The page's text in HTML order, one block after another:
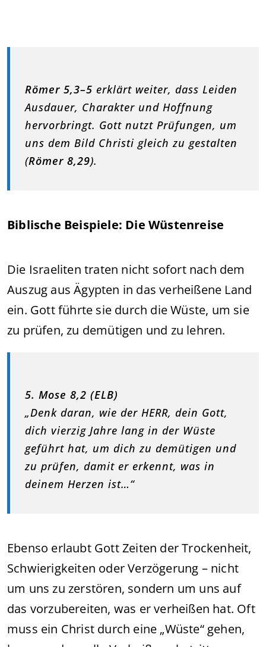
Römer 5,3–5 erklärt weiter, dass Leiden
Ausdauer, Charakter und Hoffnung
hervorbringt. Gott nutzt Prüfungen, um
uns dem Bild Christi gleich zu gestalten
(Römer 8,29).
Biblische Beispiele: Die Wüstenreise
Die Israeliten traten nicht sofort nach dem
Auszug aus Ägypten in das verheißene Land
ein. Gott führte sie durch die Wüste, um sie
zu prüfen, zu demütigen und zu lehren.
5. Mose 8,2 (ELB)
„Denk daran, wie der HERR, dein Gott,
dich vierzig Jahre lang in der Wüste
geführt hat, um dich zu demütigen und
zu prüfen, damit er erkennt, was in
deinem Herzen ist…“
Ebenso erlaubt Gott Zeiten der Trockenheit,
Schwierigkeiten oder Verzögerung – nicht
um uns zu zerstören, sondern um uns auf
das vorzubereiten, was er verheißen hat. Oft
muss ein Christ durch eine „Wüste“ gehen,